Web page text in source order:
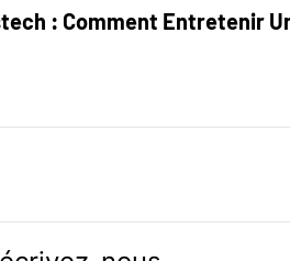
: Comment Entretenir